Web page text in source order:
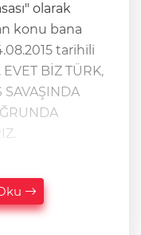
olarak
konu bana
tarihili
SAVAŞINDA